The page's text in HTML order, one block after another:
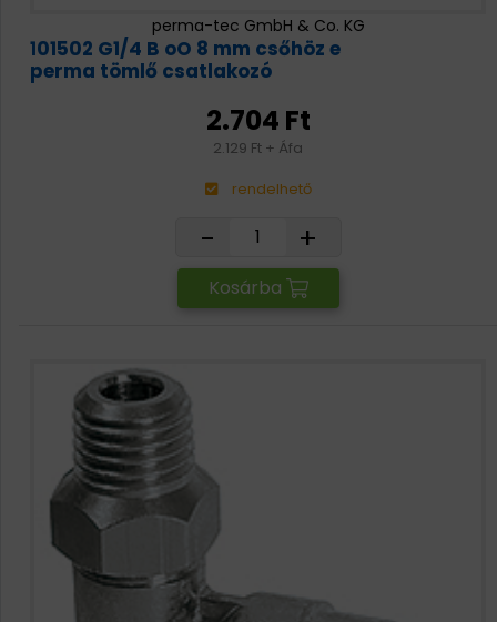
perma-tec GmbH & Co. KG
101502 G1/4 B oO 8 mm csőhöz e
perma tömlő csatlakozó
2.704 Ft
2.129 Ft + Áfa
rendelhető
- +
Kosárba